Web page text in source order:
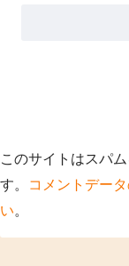
このサイトはスパ
す。
コメントデー
い。